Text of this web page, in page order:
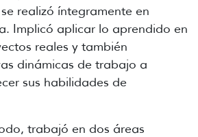
realizó íntegramente en
Implicó aplicar lo aprendido en
reales y también
dinámicas de trabajo a
sus habilidades de
trabajó en dos áreas